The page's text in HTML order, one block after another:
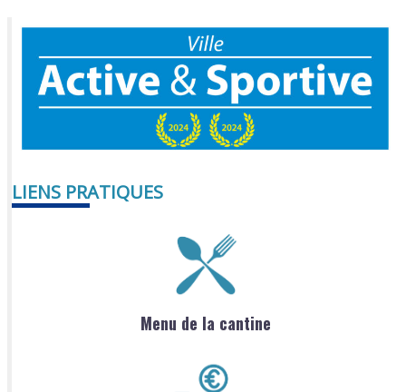
LIENS PRATIQUES
Menu de la cantine